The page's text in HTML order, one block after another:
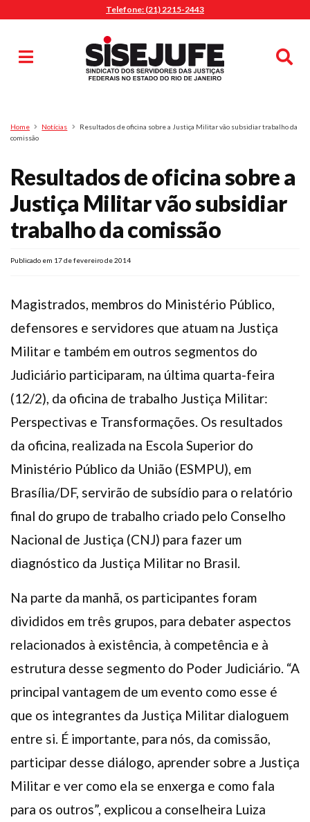
Telefone: (21) 2215-2443
Pesquisa
Home Notícias
Resultados de oficina sobre a Justiça Militar vão subsidiar trabalho da
comissão
Resultados de oficina sobre a
Justiça Militar vão subsidiar
trabalho da comissão
Publicado em 17 de fevereiro de 2014
Magistrados, membros do Ministério Público,
defensores e servidores que atuam na Justiça
Militar e também em outros segmentos do
Judiciário participaram, na última quarta-feira
(12/2), da oficina de trabalho Justiça Militar:
Perspectivas e Transformações. Os resultados
da oficina, realizada na Escola Superior do
Ministério Público da União (ESMPU), em
Brasília/DF, servirão de subsídio para o relatório
final do grupo de trabalho criado pelo Conselho
Nacional de Justiça (CNJ) para fazer um
diagnóstico da Justiça Militar no Brasil.
Na parte da manhã, os participantes foram
divididos em três grupos, para debater aspectos
relacionados à existência, à competência e à
estrutura desse segmento do Poder Judiciário. “A
principal vantagem de um evento como esse é
que os integrantes da Justiça Militar dialoguem
entre si. É importante, para nós, da comissão,
participar desse diálogo, aprender sobre a Justiça
Militar e ver como ela se enxerga e como fala
para os outros”, explicou a conselheira Luiza
MENU
Sindicalize-se
Jurídico
O Sindicato
Agenda
Casa do Alto
Nossos Convênios
Seguro Auto
Plano de Saúde
Assistência Funeral